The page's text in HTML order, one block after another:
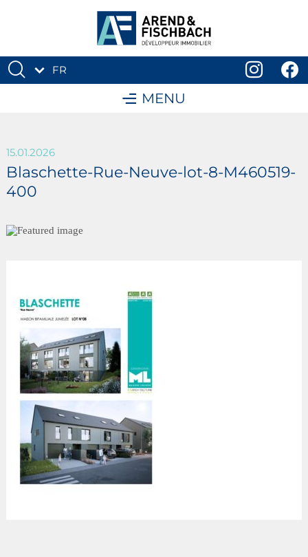
FR
MENU
15.01.2026
Blaschette-Rue-Neuve-lot-8-M460519-
400